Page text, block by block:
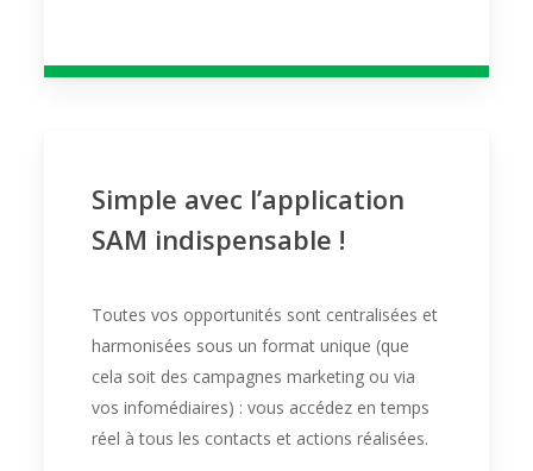
Simple avec l’application
SAM indispensable !
Toutes vos opportunités sont centralisées et
harmonisées sous un format unique (que
cela soit des campagnes marketing ou via
vos infomédiaires) : vous accédez en temps
réel à tous les contacts et actions réalisées.